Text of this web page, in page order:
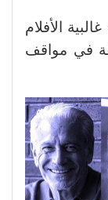
الأفلام
في مواقف